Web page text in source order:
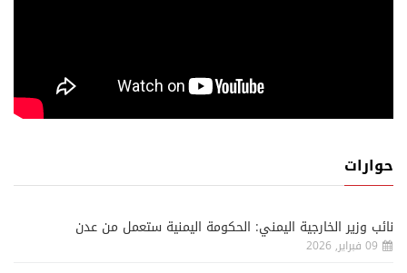
حوارات
نائب وزير الخارجية اليمني: الحكومة اليمنية ستعمل من عدن
09 فبراير, 2026